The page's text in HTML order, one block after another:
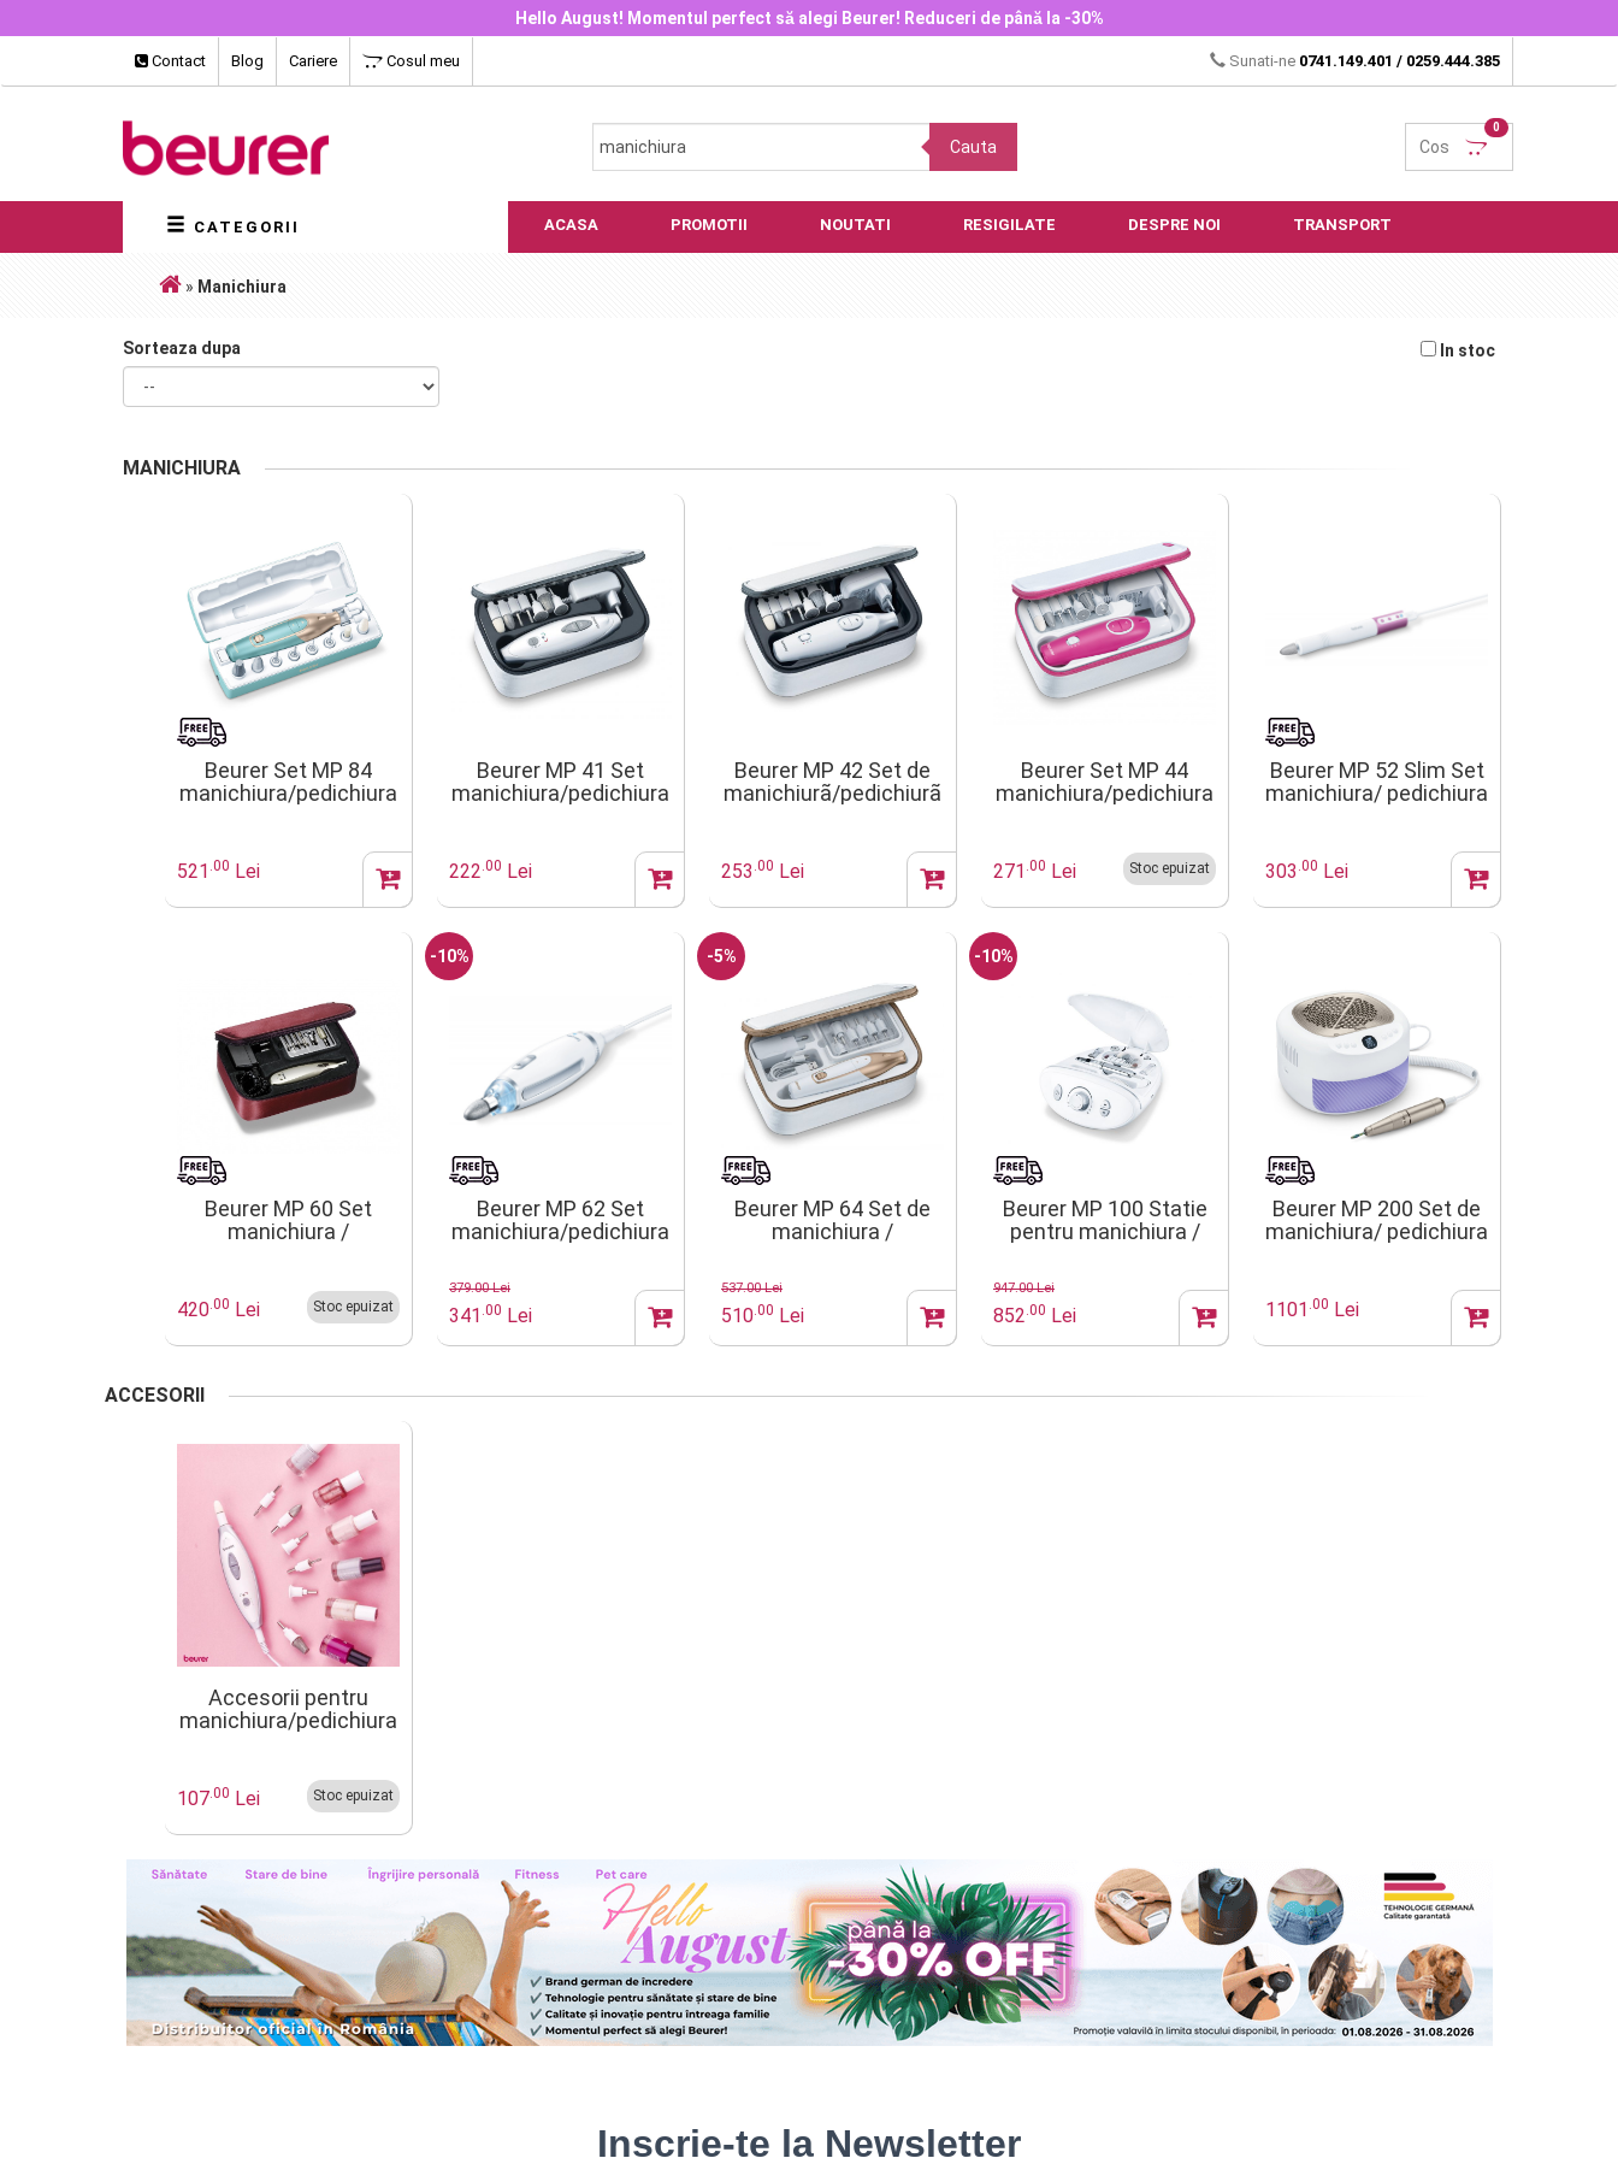
Hello August! Momentul perfect să alegi Beurer! Reduceri de până la -30%
Contact Blog Cariere Cosul meu Sunati-ne 0741.149.401 / 0259.444.385
Cauta Cos
0
CATEGORII ACASA PROMOTII NOUTATI RESIGILATE DESPRE NOI TRANSPORT
» Manichiura
Sorteaza dupa In stoc
MANICHIURA
Beurer Set MP 84
manichiura/pedichiura
521 .00 Lei
Beurer MP 41 Set
manichiura/pedichiura
222.00 Lei
Beurer MP 42 Set de
manichiurã/pedichiurã
253 .00 Lei
Beurer Set MP 44
manichiura/pedichiura
271 .00 Lei Stoc epuizat
Beurer MP 52 Slim Set
manichiura/ pedichiura
303 .00 Lei
Beurer MP 60 Set
manichiura /
420.00 Lei Stoc epuizat
-10%
Beurer MP 62 Set
manichiura/pedichiura
379.00 Lei
341 .00 Lei
-5%
Beurer MP 64 Set de
manichiura /
537.00 Lei
510.00 Lei
-10%
Beurer MP 100 Statie
pentru manichiura /
profesionala
947.00 Lei
852.00 Lei
Beurer MP 200 Set de
manichiura/ pedichiura
1101 .00 Lei
ACCESORII
Accesorii pentru
manichiura/pedichiura
107.00 Lei Stoc epuizat
Inscrie-te la Newsletter